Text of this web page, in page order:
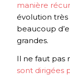
manière
évolution
beaucoup
grandes.
Il ne faut pas
sont dirigées